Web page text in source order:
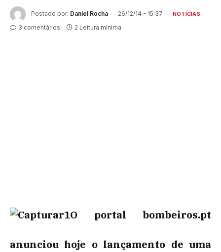
Postado por: Daniel Rocha 26/12/14 - 15:37 NOTÍCIAS
3 comentários 2 Leitura mínima
O portal bombeiros.pt
anunciou hoje o lançamento de uma